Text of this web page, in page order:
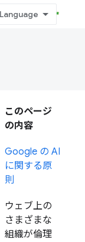
このページ
の内容
Google の AI
に関する原
則
ウェブ上の
さまざまな
組織が倫理